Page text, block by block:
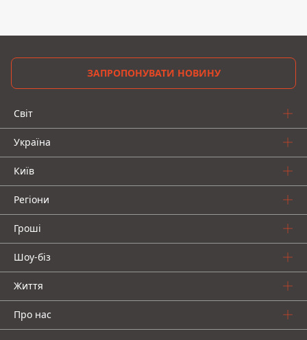
ЗАПРОПОНУВАТИ НОВИНУ
Світ
Україна
Київ
Регіони
Гроші
Шоу-біз
Життя
Про нас